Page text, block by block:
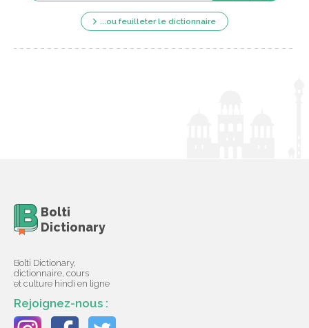
...ou feuilleter le dictionnaire
Bolti
Dictionary
Bolti Dictionary,
dictionnaire, cours
et culture hindi en ligne
Rejoignez-nous :